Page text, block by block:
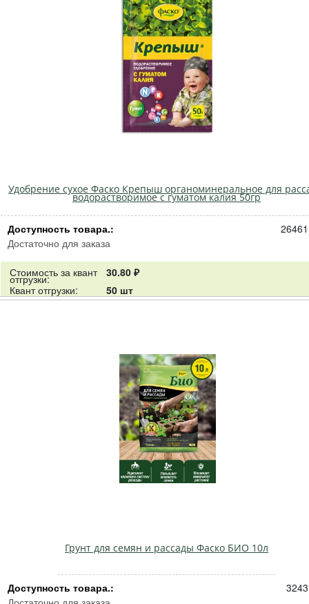
Удобрение сухое Фаско Крепыш органоминеральное для
водорастворимое с гуматом калия 50гр
Доступность товара.:
Достаточно для заказа
Стоимость за квант
отгрузки:
30.80 ₽
Квант отгрузки:
50 шт
Грунт для семян и рассады Фаско БИО 10л
Доступность товара.: